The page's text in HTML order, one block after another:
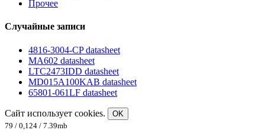
Прочее
Случайные записи
4816-3004-CP datasheet
MA602 datasheet
LTC2473IDD datasheet
MD015A100KAB datasheet
65801-061LF datasheet
Сайт использует cookies.
OK
79 / 0,124 / 7.39mb